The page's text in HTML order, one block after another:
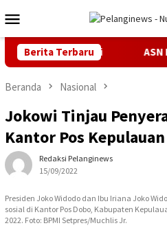
ke
kontenMobile
Berita Terbaru
Pidana Cukai ASN
Beranda Nasional
Jokowi Tinjau
Kantor Pos
Redaksi Pelanginews
15/09/2022
Presiden Joko Widodo dan Ibu Iriana Joko
sosial di Kantor Pos Dobo, Kabupaten
2022. Foto: BPMI Setpres/Muchlis Jr.